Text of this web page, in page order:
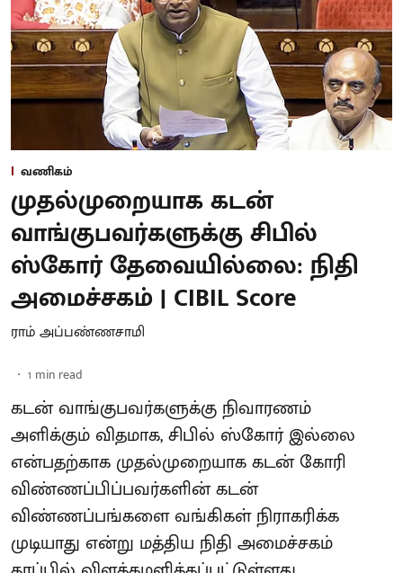
வணிகம்
முதல்முறையாக கடன்
வாங்குபவர்களுக்கு சிபில்
ஸ்கோர் தேவையில்லை: நிதி
அமைச்சகம் | CIBIL Score
ராம் அப்பண்ணசாமி
1 min read
கடன் வாங்குபவர்களுக்கு நிவாரணம்
அளிக்கும் விதமாக, சிபில் ஸ்கோர் இல்லை
என்பதற்காக முதல்முறையாக கடன் கோரி
விண்ணப்பிப்பவர்களின் கடன்
விண்ணப்பங்களை வங்கிகள் நிராகரிக்க
முடியாது என்று மத்திய நிதி அமைச்சகம்